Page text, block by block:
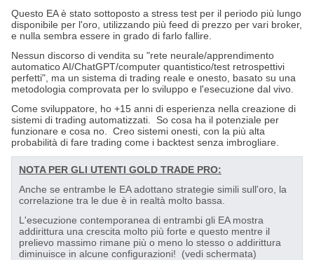
Questo EA è stato sottoposto a stress test per il periodo più lungo
disponibile per l'oro, utilizzando più feed di prezzo per vari broker,
e nulla sembra essere in grado di farlo fallire.
Nessun discorso di vendita su "rete neurale/apprendimento
automatico AI/ChatGPT/computer quantistico/test retrospettivi
perfetti", ma un sistema di trading reale e onesto, basato su una
metodologia comprovata per lo sviluppo e l'esecuzione dal vivo.
Come sviluppatore, ho +15 anni di esperienza nella creazione di
sistemi di trading automatizzati.
So cosa ha il potenziale per
funzionare e cosa no.
Creo sistemi onesti, con la più alta
probabilità di fare trading come i backtest senza imbrogliare.
NOTA PER GLI UTENTI GOLD TRADE PRO:
Anche se entrambe le EA adottano strategie simili sull'oro, la
correlazione tra le due è in realtà molto bassa.
L'esecuzione contemporanea di entrambi gli EA mostra
addirittura una crescita molto più forte e questo mentre il
prelievo massimo rimane più o meno lo stesso o addirittura
diminuisce in alcune configurazioni!
(vedi schermata)